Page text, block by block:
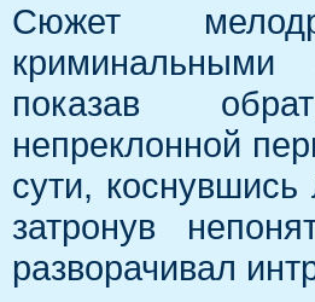
Сюжет
криминальными
показав
непреклонной
сути, коснувшись
затронув
разворачивал